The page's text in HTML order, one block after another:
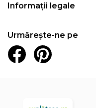
Informații legale
Urmărește-ne pe